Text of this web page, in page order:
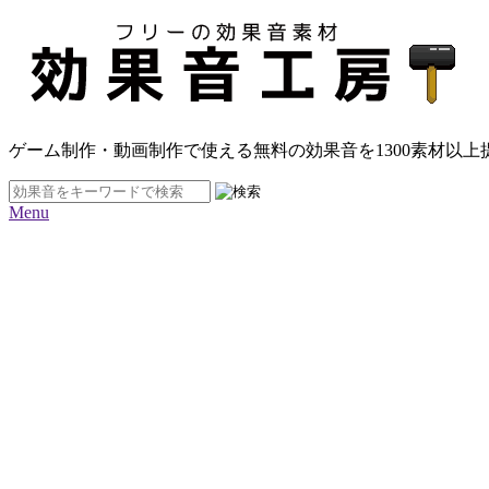
ゲーム制作・動画制作で使える無料の効果音を1300素材以上
Menu